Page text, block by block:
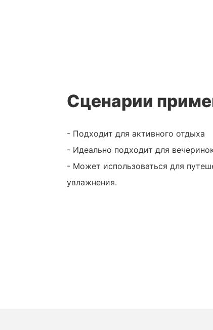
Сценарии
- Подходит для активного отдыха
- Идеально подходит для
- Может использоваться для
увлажнения.